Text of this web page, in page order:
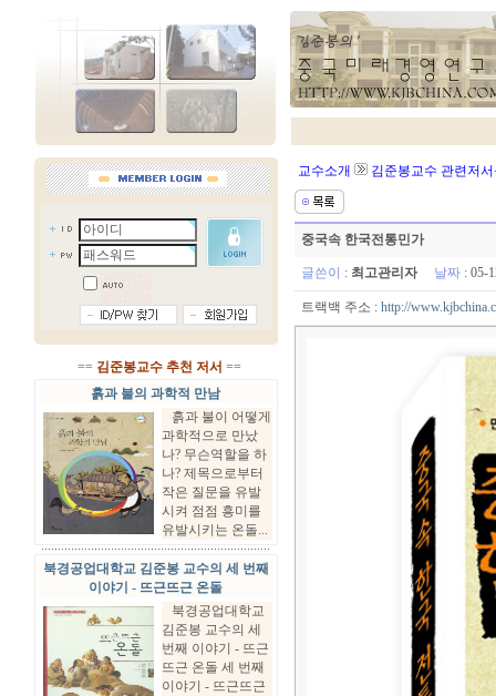
== 김준봉교수 추천 저서 ==
흙과 불의 과학적 만남
흙과 불이 어떻게
과학적으로 만났
나? 무슨역할을 하
나? 제목으로부터
작은 질문을 유발
시켜 점점 흥미를
유발시키는 온돌...
북경공업대학교 김준봉 교수의 세 번째
이야기 - 뜨근뜨근 온돌
북경공업대학교
김준봉 교수의 세
번째 이야기 - 뜨근
뜨근 온돌 세 번째
이야기 - 뜨근뜨근
교수소개 김준봉교수 관련저서
중국속 한국전통민가
글쓴이 : 최고관리자 날짜 :
트랙백 주소 : http://